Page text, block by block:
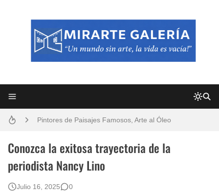
Pintores de Paisajes Famosos, Arte al Óleo
Conozca la exitosa trayectoria de la
periodista Nancy Lino
Julio 16, 2025 0